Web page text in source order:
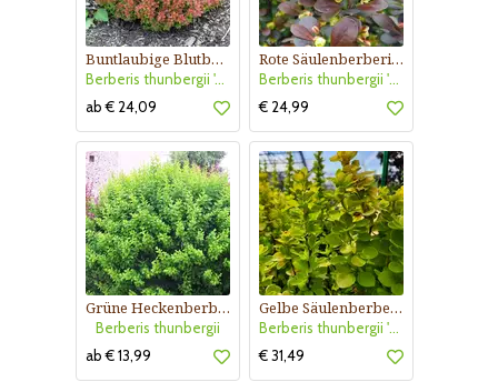
Buntlaubige Blutberberitze
Berberis thunbergii 'Admiration'
ab € 24,09
Rote Säulenberberitze
Berberis thunbergii 'Helmond Pillar'
€ 24,99
Grüne Heckenberberitze
Berberis thunbergii
ab € 13,99
Gelbe Säulenberberitze
Berberis thunbergii 'Golden Torch'
€ 31,49